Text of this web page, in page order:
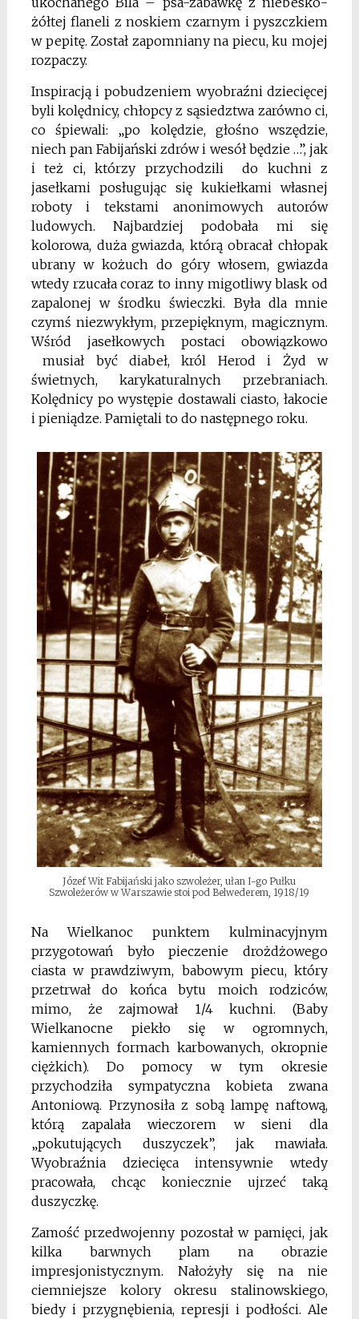
żółtej flaneli z noskiem czarnym i pyszczkiem
w pepitę. Został zapomniany na piecu, ku mojej
rozpaczy.
Inspiracją i pobudzeniem wyobraźni dziecięcej
byli kolędnicy, chłopcy z sąsiedztwa zarówno ci,
co śpiewali: „po kolędzie, głośno wszędzie,
niech pan Fabijański zdrów i wesół będzie …”, jak
i też ci, którzy przychodzili do kuchni z
jasełkami posługując się kukiełkami własnej
roboty i tekstami anonimowych autorów
ludowych. Najbardziej podobała mi się
kolorowa, duża gwiazda, którą obracał chłopak
ubrany w kożuch do góry włosem, gwiazda
wtedy rzucała coraz to inny migotliwy blask od
zapalonej w środku świeczki. Była dla mnie
czymś niezwykłym, przepięknym, magicznym.
Wśród jasełkowych postaci obowiązkowo
musiał być diabeł, król Herod i Żyd w
świetnych, karykaturalnych przebraniach.
Kolędnicy po występie dostawali ciasto, łakocie
i pieniądze. Pamiętali to do nas­tępnego roku.
Józef Wit Fabijański jako szwoleżer, ułan I-go Pułku
Szwoleżerów w Warszawie stoi pod Belwederem, 1918/19
Na Wielkanoc punktem kulminacyjnym
przygotowań było pieczenie drożdżowego
ciasta w prawdziwym, babowym piecu, który
przetrwał do końca bytu moich rodziców,
mimo, że zajmował 1/4 kuchni. (Baby
Wielkanocne piekło się w ogromnych,
kamiennych formach karbowanych, okropnie
ciężkich). Do pomocy w tym okresie
przychodziła sympatyczna kobieta zwana
Antoniową. Przynosiła z sobą lampę naftową,
którą zapalała wieczorem w sieni dla
„pokutujących duszyczek”, jak mawiała.
Wyobraźnia dziecięca intensywnie wtedy
pracowała, chcąc koniecznie ujrzeć taką
duszyczkę.
Zamość przedwojenny pozostał w pamięci, jak
kilka barwnych plam na obrazie
impresjonistycznym. Nałożyły się na nie
ciemniejsze kolory okresu stalinowskiego,
biedy i przygnębienia, represji i podłości. Ale